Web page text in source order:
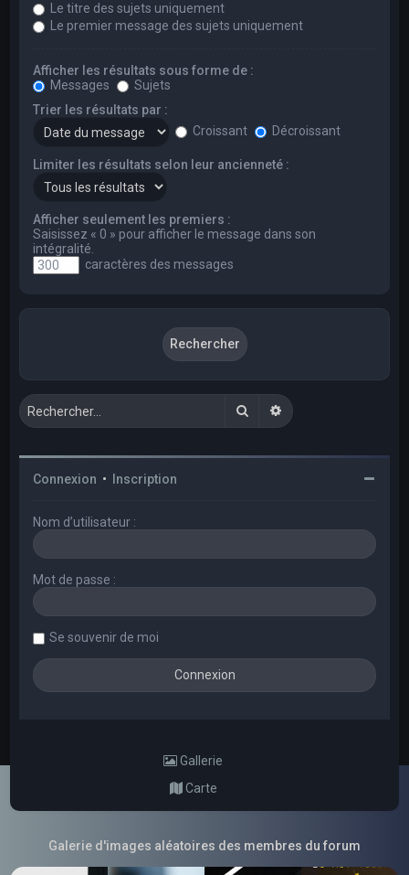
Le titre des sujets uniquement
Le premier message des sujets uniquement
Afficher les résultats sous forme de :
Messages
Sujets
Trier les résultats par :
Croissant
Décroissant
Limiter les résultats selon leur ancienneté :
Afficher seulement les premiers :
Saisissez « 0 » pour afficher le message dans son
intégralité.
caractères des messages
RechercherRecherche avancée
Connexion • Inscription
Nom d’utilisateur :
Mot de passe :
Se souvenir de moi
Gallerie
Carte
Galerie d'images aléatoires des membres du forum